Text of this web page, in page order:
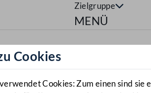
Zielgruppe
MENÜ
Cookies
Cookies: Zum einen sind